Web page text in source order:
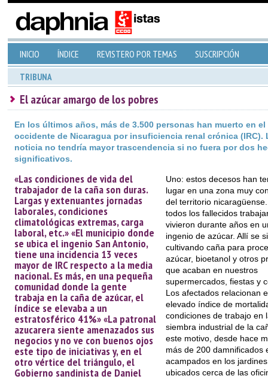
INICIO ÍNDICE REVISTERO POR TEMAS SUSCRIPCIÓN
TRIBUNA
El azúcar amargo de los pobres
En los últimos años, más de 3.500 personas han muerto en el
occidente de Nicaragua por insuficiencia renal crónica (IRC).
noticia no tendría mayor trascendencia si no fuera por dos
significativos.
«Las condiciones de vida del
trabajador de la caña son duras.
Largas y extenuantes jornadas
laborales, condiciones
climatológicas extremas, carga
laboral, etc.» «El municipio donde
se ubica el ingenio San Antonio,
tiene una incidencia 13 veces
mayor de IRC respecto a la media
nacional. Es más, en una pequeña
comunidad donde la gente
trabaja en la caña de azúcar, el
índice se elevaba a un
estratosférico 41%» «La patronal
azucarera siente amenazados sus
negocios y no ve con buenos ojos
este tipo de iniciativas y, en el
otro vértice del triángulo, el
Gobierno sandinista de Daniel
Uno: estos decesos han
lugar en una zona muy
del territorio
todos los fallecidos
vivieron durante años en
ingenio de azúcar. Allí se
cultivando caña para
azúcar, bioetanol y otros
que acaban en nuestros
supermercados, fiestas y
Los afectados relacionan
elevado índice de
condiciones de trabajo en
siembra industrial de la
este motivo, desde hace
más de 200 damnificados
acampados en los jardines
ubicados cerca de las